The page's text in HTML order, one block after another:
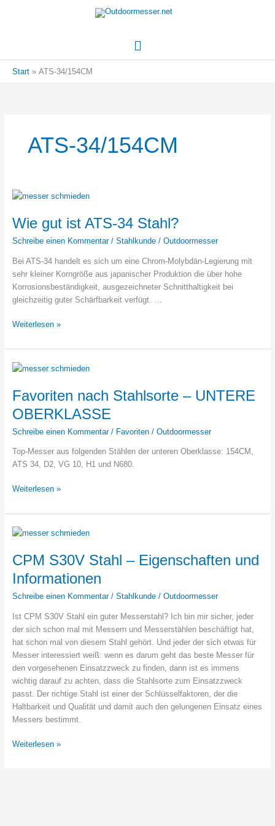
Hauptmenü
Start ATS-34/154CM
ATS-34/154CM
Wie gut ist ATS-34 Stahl?
Schreibe einen Kommentar / Stahlkunde/ Outdoormesser
Bei ATS-34 handelt es sich um eine Chrom-Molybdän-Legierung mit
sehr kleiner Korngröße aus japanischer Produktion die über hohe
Korrosionsbeständigkeit, ausgezeichneter Schnitthaltigkeit bei
gleichzeitig guter Schärfbarkeit verfügt. …
Wie
ist
ATS-
Stahl?
Weiterlesen »
Favoriten nach Stahlsorte – UNTERE
OBERKLASSE
Schreibe einen Kommentar / Favoriten/ Outdoormesser
Top-Messer aus folgenden Stählen der unteren Oberklasse: 154CM,
ATS 34, D2, VG 10, H1 und N680.
Favoriten
Stahlsorte
–
OBERKLASSE
Weiterlesen »
CPM S30V Stahl – Eigenschaften und
Informationen
Schreibe einen Kommentar / Stahlkunde/ Outdoormesser
Ist CPM S30V Stahl ein guter Messerstahl? Ich bin mir sicher, jeder
der sich schon mal mit Messern und Messerstählen beschäftigt hat,
hat schon mal von diesem Stahl gehört. Und jeder der sich etwas für
Messer interessiert weiß: wenn es darum geht das beste Messer für
den vorgesehenen Einsatzzweck zu finden, dann ist es immens
wichtig darauf zu achten, dass die Stahlsorte zum Einsatzzweck
passt. Der richtige Stahl ist einer der Schlüsselfaktoren, der die
Haltbarkeit und Qualität und damit auch den gelungenen Einsatz eines
Messers bestimmt.
CPM
Weiterlesen »